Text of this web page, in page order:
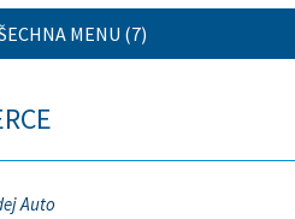
MENU (7)
Auto